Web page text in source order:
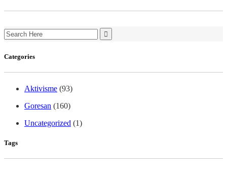
Search
for:
Categories
Aktivisme (93)
Goresan (160)
Uncategorized (1)
Tags